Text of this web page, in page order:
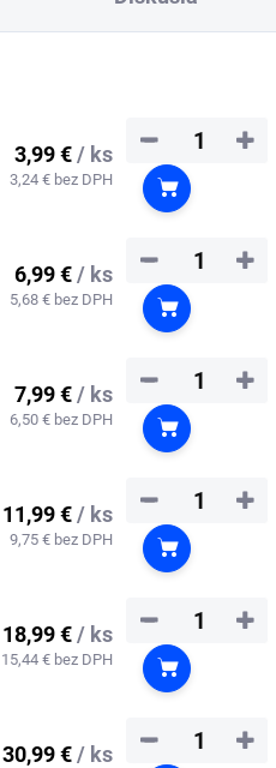
3,99 €/ ks
3,24 € bez DPH
+
−
Do košíka
6,99 €/ ks
5,68 € bez DPH
+
−
Do košíka
7,99 €/ ks
6,50 € bez DPH
+
−
Do košíka
11,99 €/ ks
9,75 € bez DPH
+
−
Do košíka
18,99 €/ ks
15,44 € bez DPH
+
−
Do košíka
30,99 €/ ks +
−